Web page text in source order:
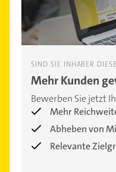
SIND SIE INHABER
Mehr Kunden
Bewerben Sie jetzt
Mehr
Abheben von
Relevante